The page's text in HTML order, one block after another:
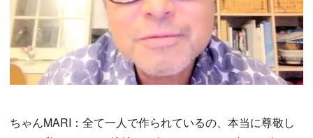
ちゃんMARI：全て一人で作られているの、本当に尊敬し